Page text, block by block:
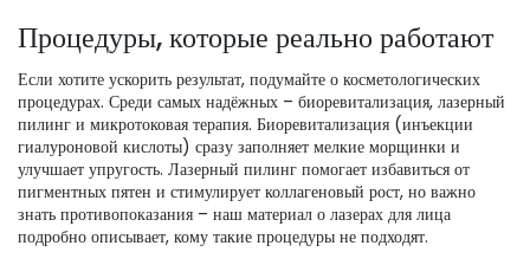
Процедуры, которые реально работают
Если хотите ускорить результат, подумайте о косметологических
процедурах. Среди самых надёжных – биоревитализация, лазерный
пилинг и микротоковая терапия. Биоревитализация (инъекции
гиалуроновой кислоты) сразу заполняет мелкие морщинки и
улучшает упругость. Лазерный пилинг помогает избавиться от
пигментных пятен и стимулирует коллагеновый рост, но важно
знать противопоказания – наш материал о лазерах для лица
подробно описывает, кому такие процедуры не подходят.